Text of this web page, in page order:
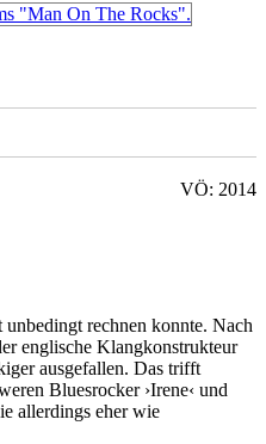
VÖ: 2014
rechnen konnte. Nach
englische Klangkonstrukteur
ausgefallen. Das trifft
Bluesrocker ›Irene‹ und
allerdings eher wie